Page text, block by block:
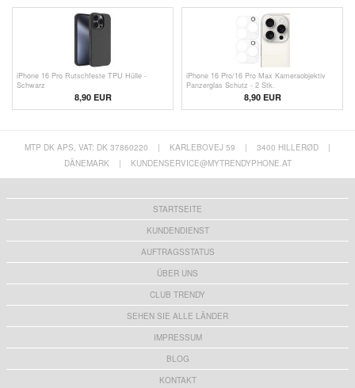
iPhone 16 Pro Rutschfeste TPU Hülle -
Schwarz
8,90 EUR
iPhone 16 Pro/16 Pro Max Kameraobjektiv
Panzerglas Schutz - 2 Stk.
8,90 EUR
MTP DK APS, VAT: DK 37860220 | KARLEBOVEJ 59 | 3400 HILLERØD
|
DÄNEMARK
| KUNDENSERVICE@MYTRENDYPHONE.AT
STARTSEITE
KUNDENDIENST
AUFTRAGSSTATUS
ÜBER UNS
CLUB TRENDY
SEHEN SIE ALLE LÄNDER
IMPRESSUM
BLOG
KONTAKT